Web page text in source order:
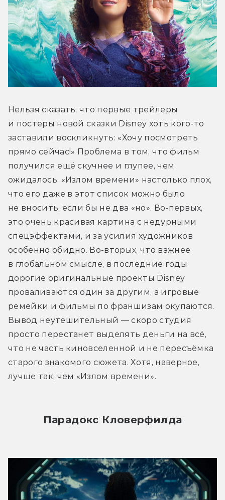
Нельзя сказать, что первые трейлеры
и постеры новой сказки Disney хоть кого-то
заставили воскликнуть: «Хочу посмотреть
прямо сейчас!» Проблема в том, что фильм
получился ещё скучнее и глупее, чем
ожидалось. «Излом времени» настолько плох,
что его даже в этот список можно было
не вносить, если бы не два «но». Во-первых,
это очень красивая картина с недурными
спецэффектами, и за усилия художников
особенно обидно. Во-вторых, что важнее
в глобальном смысле, в последние годы
дорогие оригинальные проекты Disney
проваливаются один за другим, а игровые
ремейки и фильмы по франшизам окупаются.
Вывод неутешительный — скоро студия
просто перестанет выделять деньги на всё,
что не часть киновселенной и не пересъёмка
старого знакомого сюжета. Хотя, наверное,
лучше так, чем «Излом времени».
Парадокс Кловерфилда